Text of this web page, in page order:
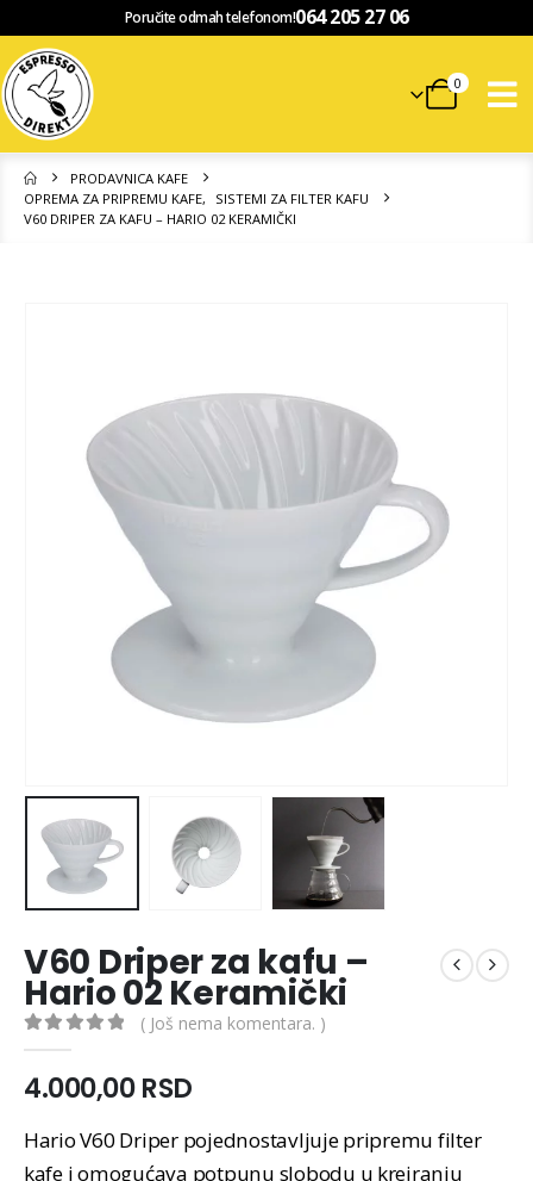
Poručite odmah telefonom!064 205 27 06
0
PRODAVNICA KAFE
OPREMA ZA PRIPREMU KAFE,
SISTEMI ZA FILTER KAFU
V60 DRIPER ZA KAFU – HARIO 02 KERAMIČKI
V60 Driper za kafu –
Hario 02 Keramički
0out of 5
( Još nema komentara. )
4.000,00RSD
Hario V60 Driper pojednostavljuje pripremu filter
kafe i omogućava potpunu slobodu u kreiranju